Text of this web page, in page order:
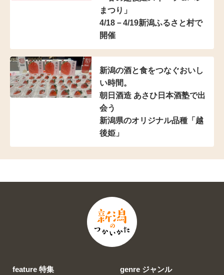
まつり」
4/18－4/19新潟ふるさと村で
開催
新潟の酒と食をつなぐおいし
い時間。
朝日酒造 あさひ日本酒塾で出
会う
新潟県のオリジナル品種「越
後姫」
feature 特集 genre ジャンル